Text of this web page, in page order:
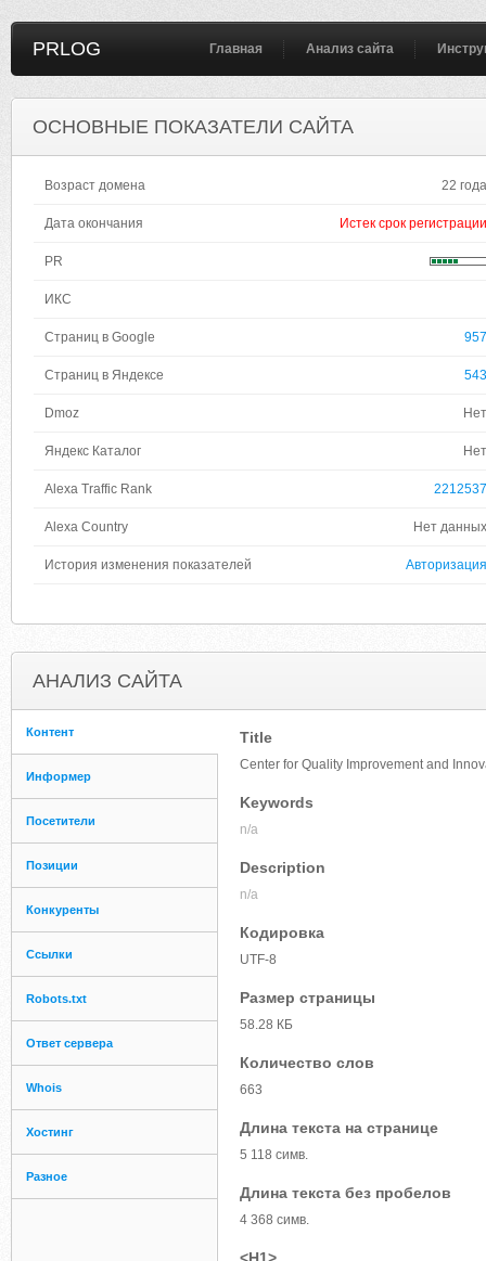
PRLOG Главная Анализ сайта
ОСНОВНЫЕ ПОКАЗАТЕЛИ САЙТА
Возраст домена 22 года
Дата окончания Истек срок регистрации
PR
ИКС
Страниц в Google 957
Страниц в Яндексе 543
Dmoz Нет
Яндекс Каталог Нет
Alexa Traffic Rank 2212537
Alexa Country Нет данных
История изменения показателей Авторизация
АНАЛИЗ САЙТА
Контент
Информер
Посетители
Позиции
Конкуренты
Ссылки
Robots.txt
Ответ сервера
Whois
Хостинг
Разное
Title
Center for Quality Improvement and
Keywords
n/a
Description
n/a
Кодировка
UTF-8
Размер страницы
58.28 КБ
Количество слов
663
Длина текста на странице
5 118 симв.
Длина текста без пробелов
4 368 симв.